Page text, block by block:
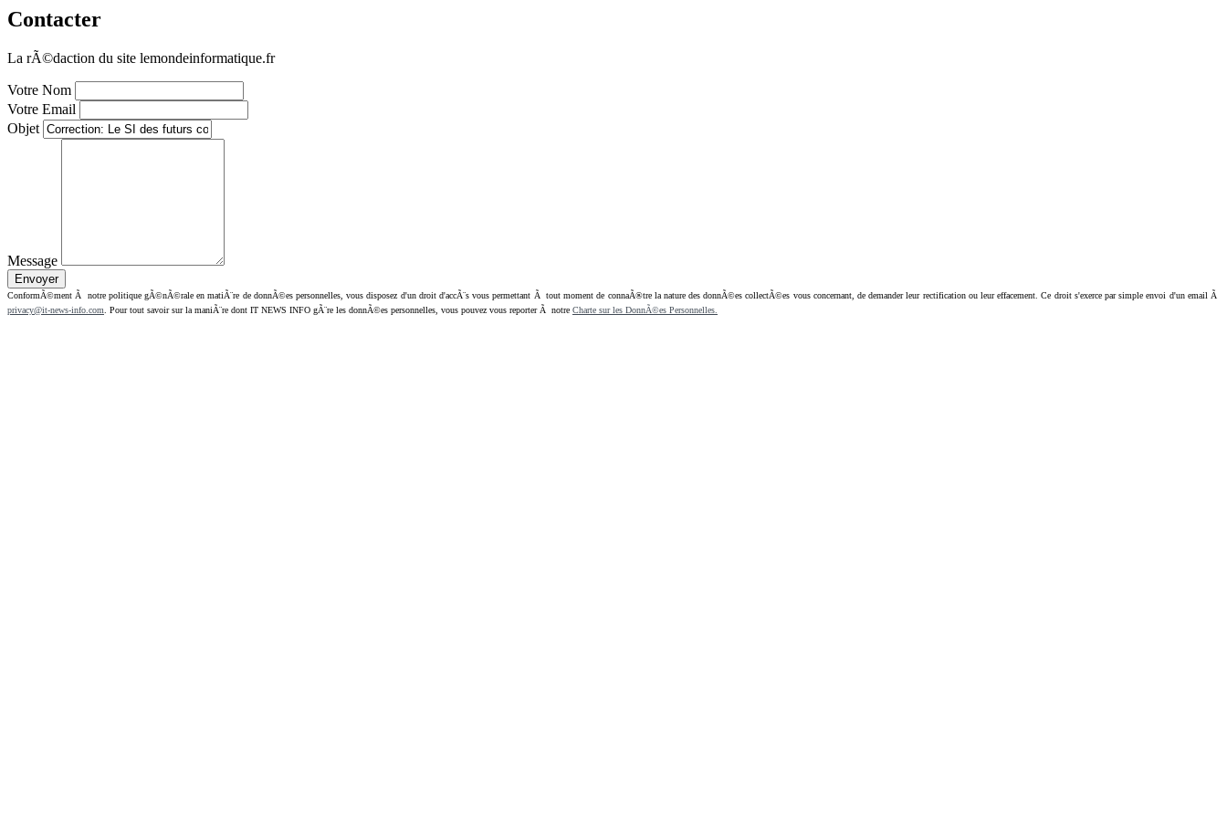
Contacter
La rÃ©daction du site lemondeinformatique.fr
Votre Nom
Votre Email
Objet
Message
ConformÃ©ment Ã notre politique gÃ©nÃ©rale en matiÃ¨re de donnÃ©es personnelles, vous disposez d'un droit d'accÃ¨s vous permettant Ã tout moment de connaÃ®tre la nature des donnÃ©es collectÃ©es vous concernant, de demander leur rectification ou leur effacement. Ce droit s'exerce par simple envoi d'un email Ã
privacy@it-news-info.com . Pour tout savoir sur la maniÃ¨re dont IT NEWS INFO gÃ¨re les donnÃ©es personnelles, vous pouvez vous reporter Ã notre Charte sur les DonnÃ©es Personnelles.